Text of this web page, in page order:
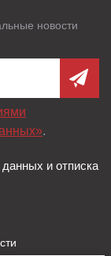
новости
.
и отписка